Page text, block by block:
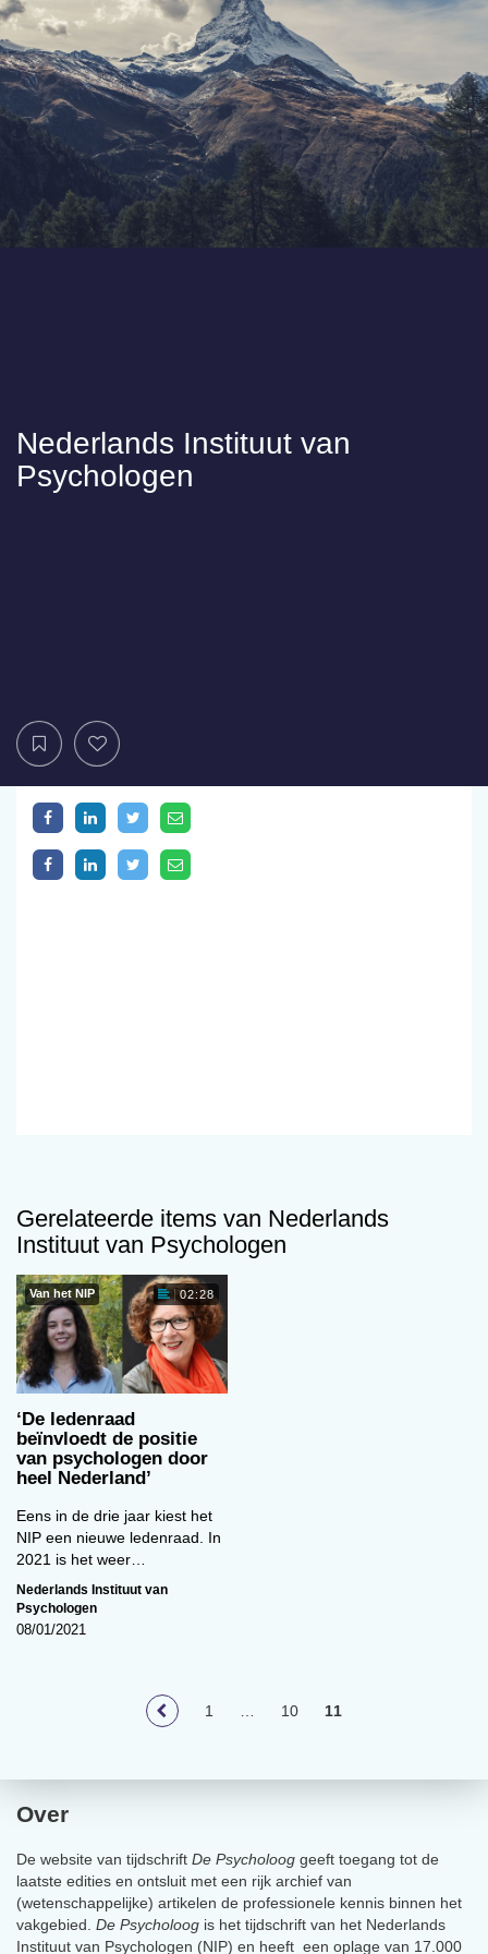
Nederlands Instituut van
Psychologen
Gerelateerde items van Nederlands
Instituut van Psychologen
Van het NIP 02:28
‘De ledenraad
beïnvloedt de positie
van psychologen door
heel Nederland’
Eens in de drie jaar kiest het
NIP een nieuwe ledenraad. In
2021 is het weer…
Nederlands Instituut van
Psychologen
08/01/2021
1 … 10 11
Over
De website van tijdschrift De Psycholoog geeft toegang tot de
laatste edities en ontsluit met een rijk archief van
(wetenschappelijke) artikelen de professionele kennis binnen het
vakgebied. De Psycholoog is het tijdschrift van het Nederlands
Instituut van Psychologen (NIP) en heeft een oplage van 17.000